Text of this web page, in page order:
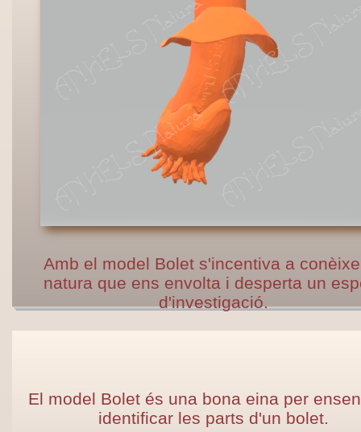
Amb el model Bolet s'incentiva a
natura que ens envolta i desperta un
d'investigació.
El model Bolet és una bona eina per
identificar les parts d'un bolet.